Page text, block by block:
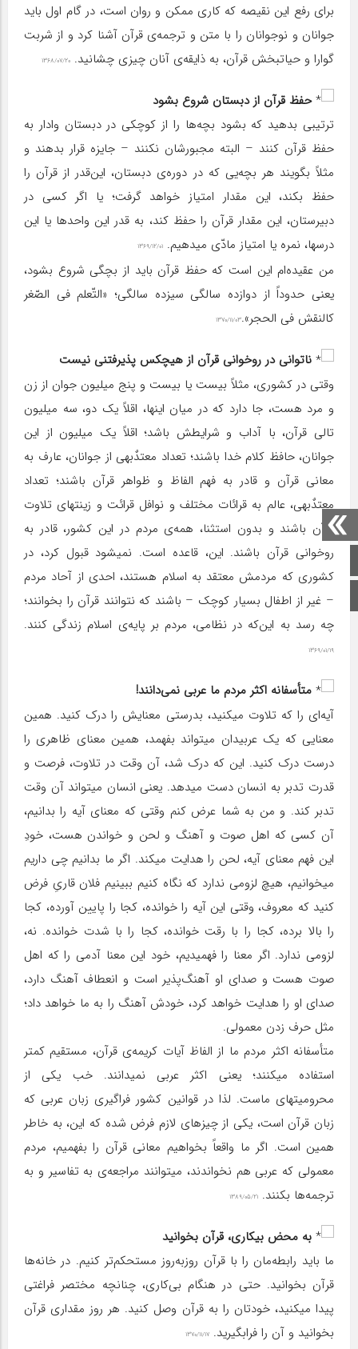
صفحه اصلی
اینستاگرام
برای رفع این نقیصه که کاری ممکن و روان است، در گام اول باید
جوانان و نوجوانان را با متن و ترجمه‌ی قرآن آشنا کرد و از شربت
گوارا و حیاتبخش قرآن، به ذایقه‌ی آنان چیزی چشانید. ۱۳۶۸/۰۷/۲۰
حفظ قرآن از دبستان شروع بشود
ترتیبی بدهید که بشود بچه‌ها را از کوچکی در دبستان وادار به
حفظ قرآن کنند – البته مجبورشان نکنند – جایزه قرار بدهند و
مثلاً بگویند هر بچه‌یی که در دوره‌ی دبستان، این‌قدر از قرآن را
حفظ بکند، این مقدار امتیاز خواهد گرفت؛ یا اگر کسی در
دبیرستان، این مقدار قرآن را حفظ کند، به قدر این واحدها یا این
درسها، نمره یا امتیاز مادّی میدهیم. ۱۳۶۹/۱۲/۰۱
من عقیده‌ام این است که حفظ قرآن باید از بچگی شروع بشود،
یعنی حدوداً از دوازده سالگی سیزده سالگی؛ «التّعلم فی الصّغر
کالنقش فی الحجر».۱۳۷۰/۱۱/۰۳
ناتوانی در روخوانی قرآن از هیچکس پذیرفتنی نیست
وقتی در کشوری، مثلاً بیست یا بیست و پنج میلیون جوان از زن
و مرد هست، جا دارد که در میان اینها، اقلاً یک دو، سه میلیون
تالی قرآن، با آداب و شرایطش باشد؛ اقلاً یک میلیون از این
جوانان، حافظ کلام خدا باشند؛ تعداد معتدٌبهی از جوانان، عارف به
معانی قرآن و قادر به فهم الفاظ و ظواهر قرآن باشند؛ تعداد
معتدٌبهی، عالم به قرائات مختلف و نوافل قرائت و زینتهای تلاوت
قرآن باشند و بدون استثنا، همه‌ی مردم در این کشور، قادر به
روخوانی قرآن باشند. این، قاعده است. نمیشود قبول کرد، در
کشوری که مردمش معتقد به اسلام هستند، احدی از آحاد مردم
– غیر از اطفال بسیار کوچک – باشند که نتوانند قرآن را بخوانند؛
چه رسد به این‌که در نظامی، مردم بر پایه‌ی اسلام زندگی کنند.
۱۳۶۹/۰۱/۱۹
متأسفانه اکثر مردم ما عربی نمی‌دانند!
آیه‌ای را که تلاوت میکنید، بدرستی معنایش را درک کنید. همین
معنایی که یک عربیدان میتواند بفهمد، همین معنای ظاهری را
درست درک کنید. این که درک شد، آن وقت در تلاوت، فرصت و
قدرت تدبر به انسان دست میدهد. یعنی انسان میتواند آن وقت
تدبر کند. و من به شما عرض کنم وقتی که معنای آیه را بدانیم،
آن کسی که اهل صوت و آهنگ و لحن و خواندن هست، خودِ
این فهم معنای آیه، لحن را هدایت میکند. اگر ما بدانیم چی داریم
میخوانیم، هیچ لزومی ندارد که نگاه کنیم ببینیم فلان قارىِ فرض
کنید که معروف، وقتی این آیه را خوانده، کجا را پایین آورده، کجا
را بالا برده، کجا را با رقت خوانده، کجا را با شدت خوانده. نه،
لزومی ندارد. اگر معنا را فهمیدیم، خود این معنا آدمی را که اهل
صوت هست و صدای او آهنگ‌پذیر است و انعطاف آهنگ دارد،
صدای او را هدایت خواهد کرد، خودش آهنگ را به ما خواهد داد؛
مثل حرف زدن معمولی.
متأسفانه اکثر مردم ما از الفاظ آیات کریمه‌ی قرآن، مستقیم کمتر
استفاده میکنند؛ یعنی اکثر عربی نمیدانند. خب یکی از
محرومیتهای ماست. لذا در قوانین کشور فراگیری زبان عربی که
زبان قرآن است، یکی از چیزهای لازم فرض شده که این، به خاطر
همین است. اگر ما واقعاً بخواهیم معانی قرآن را بفهمیم، مردم
معمولی که عربی هم نخواندند، میتوانند مراجعه‌ی به تفاسیر و به
ترجمه‌ها بکنند. ۱۳۸۹/۰۵/۲۱
به محض بیکاری، قرآن بخوانید
ما باید رابطه‌مان را با قرآن روزبه‌روز مستحکم‌تر کنیم. در خانه‌ها
قرآن بخوانید. حتی در هنگام بی‌کاری، چنانچه مختصر فراغتی
پیدا میکنید، خودتان را به قرآن وصل کنید. هر روز مقداری قرآن
بخوانید و آن را فرابگیرید. ۱۳۷۰/۱۱/۱۷